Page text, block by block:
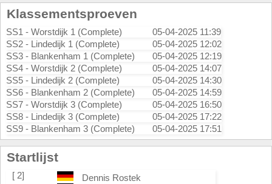
Klassementsproeven
SS1 - Worstdijk 1 (Complete)
05-04-2025 11:39
SS2 - Lindedijk 1 (Complete)
05-04-2025 12:02
SS3 - Blankenham 1 (Complete)
05-04-2025 12:19
SS4 - Worstdijk 2 (Complete)
05-04-2025 14:07
SS5 - Lindedijk 2 (Complete)
05-04-2025 14:30
SS6 - Blankenham 2 (Complete)
05-04-2025 14:59
SS7 - Worstdijk 3 (Complete)
05-04-2025 16:50
SS8 - Lindedijk 3 (Complete)
05-04-2025 17:22
SS9 - Blankenham 3 (Complete)
05-04-2025 17:51
Startlijst
[ 2]
Dennis Rostek